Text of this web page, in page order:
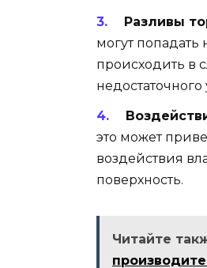
Разливы
могут попадать
происходить в
это может
воздействия
поверхность.
Читайте